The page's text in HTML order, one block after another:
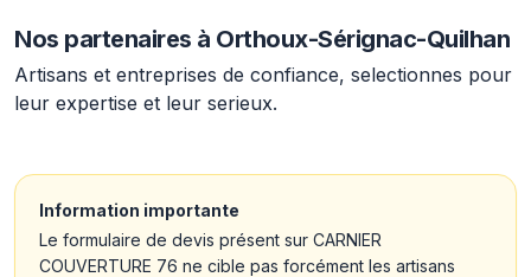
Nos partenaires à Orthoux-Sérignac-Quilhan
Artisans et entreprises de confiance, selectionnes pour
leur expertise et leur serieux.
Information importante
Le formulaire de devis présent sur CARNIER
COUVERTURE 76 ne cible pas forcément les artisans